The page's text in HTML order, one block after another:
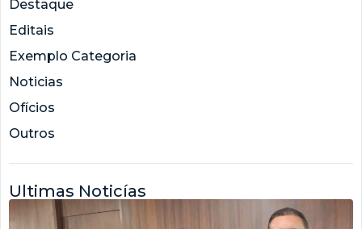
Destaque
Editais
Exemplo Categoria
Noticias
Ofícios
Outros
Ultimas Noticías